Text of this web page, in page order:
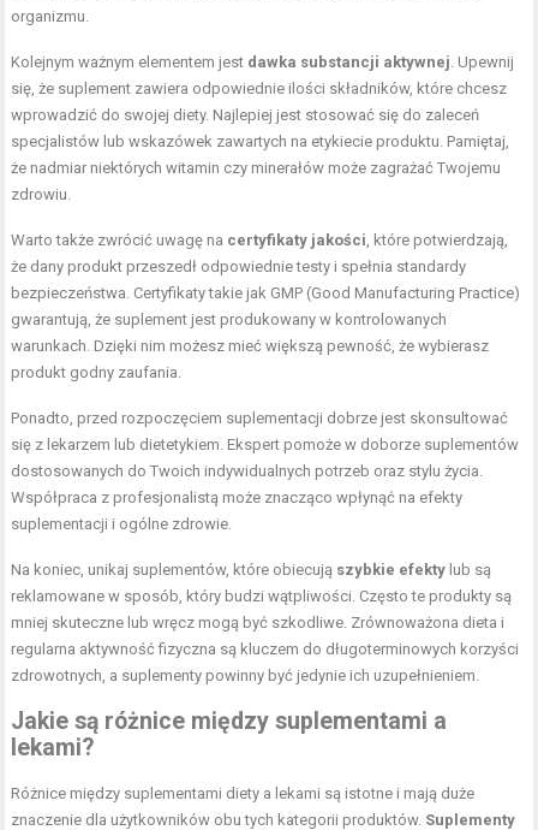
organizmu.
Kolejnym ważnym elementem jest dawka substancji aktywnej . Upewnij
się, że suplement zawiera odpowiednie ilości składników, które chcesz
wprowadzić do swojej diety. Najlepiej jest stosować się do zaleceń
specjalistów lub wskazówek zawartych na etykiecie produktu. Pamiętaj,
że nadmiar niektórych witamin czy minerałów może zagrażać Twojemu
zdrowiu.
Warto także zwrócić uwagę na certyfikaty jakości , które potwierdzają,
że dany produkt przeszedł odpowiednie testy i spełnia standardy
bezpieczeństwa. Certyfikaty takie jak GMP (Good Manufacturing Practice)
gwarantują, że suplement jest produkowany w kontrolowanych
warunkach. Dzięki nim możesz mieć większą pewność, że wybierasz
produkt godny zaufania.
Ponadto, przed rozpoczęciem suplementacji dobrze jest skonsultować
się z lekarzem lub dietetykiem. Ekspert pomoże w doborze suplementów
dostosowanych do Twoich indywidualnych potrzeb oraz stylu życia.
Współpraca z profesjonalistą może znacząco wpłynąć na efekty
suplementacji i ogólne zdrowie.
Na koniec, unikaj suplementów, które obiecują szybkie efekty lub są
reklamowane w sposób, który budzi wątpliwości. Często te produkty są
mniej skuteczne lub wręcz mogą być szkodliwe. Zrównoważona dieta i
regularna aktywność fizyczna są kluczem do długoterminowych korzyści
zdrowotnych, a suplementy powinny być jedynie ich uzupełnieniem.
Jakie są różnice między suplementami a
lekami?
Różnice między suplementami diety a lekami są istotne i mają duże
znaczenie dla użytkowników obu tych kategorii produktów. Suplementy